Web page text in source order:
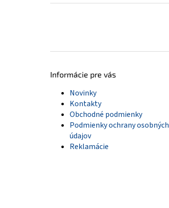
Informácie pre vás
Novinky
Kontakty
Obchodné podmienky
Podmienky ochrany osobných
údajov
Reklamácie